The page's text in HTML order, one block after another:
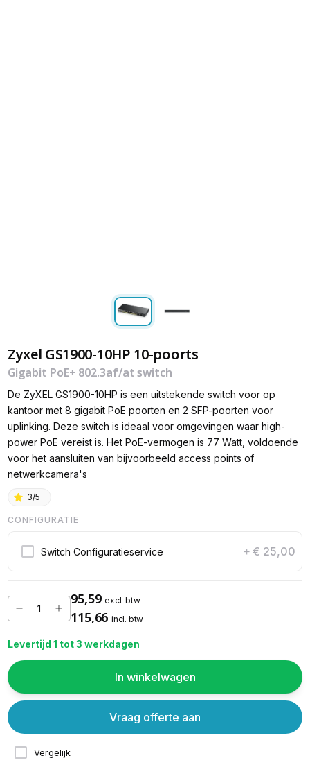
Zyxel GS1900-10HP 10-poorts
Gigabit PoE+ 802.3af/at switch
De ZyXEL GS1900-10HP is een uitstekende switch voor op
kantoor met 8 gigabit PoE poorten en 2 SFP-poorten voor
uplinking. Deze switch is ideaal voor omgevingen waar high-
power PoE vereist is. Het PoE-vermogen is 77 Watt, voldoende
voor het aansluiten van bijvoorbeeld access points of
netwerkcamera's
3/5
CONFIGURATIE
Switch Configuratieservice + € 25,00
95,59 excl. btw
115,66 incl. btw
Levertijd 1 tot 3 werkdagen
In winkelwagen
Vergelijk
Vraag offerte aan